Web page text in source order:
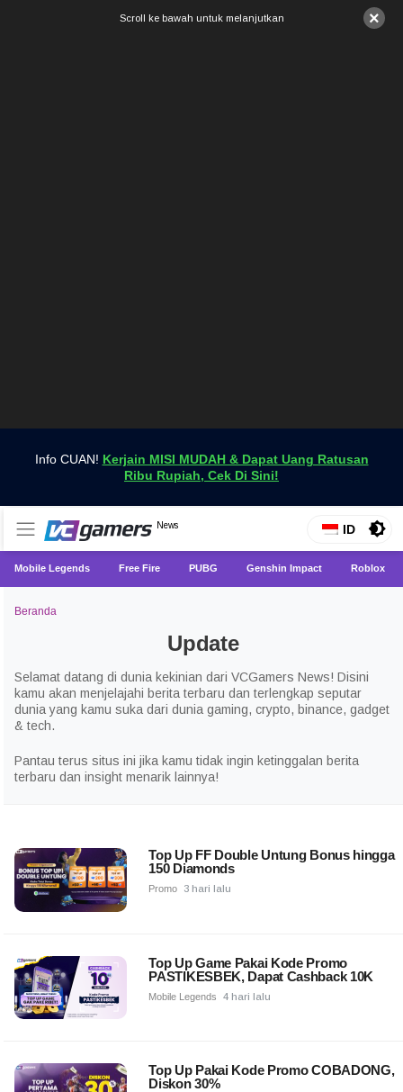
×
Scroll ke bawah untuk melanjutkan
Info CUAN! Kerjain MISI MUDAH & Dapat Uang Ratusan
Ribu Rupiah, Cek Di Sini!
VCGamers News
News
Dapatkan Berita Games Terbaru Hanya di VCGamers
ID
Mobile Legends Free Fire PUBG Genshin Impact Roblox
Beranda
Update
Selamat datang di dunia kekinian dari VCGamers News! Disini
kamu akan menjelajahi berita terbaru dan terlengkap seputar
dunia yang kamu suka dari dunia gaming, crypto, binance, gadget
& tech.
Pantau terus situs ini jika kamu tidak ingin ketinggalan berita
terbaru dan insight menarik lainnya!
Top Up FF Double Untung Bonus hingga
150 Diamonds
Promo 3 hari lalu
Top Up Game Pakai Kode Promo
PASTIKESBEK, Dapat Cashback 10K
Mobile Legends 4 hari lalu
Top Up Pakai Kode Promo COBADONG,
Diskon 30%